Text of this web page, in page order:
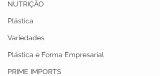
NUTRIÇÃO
Plástica
Variedades
Plástica e Forma Empresarial
PRIME IMPORTS